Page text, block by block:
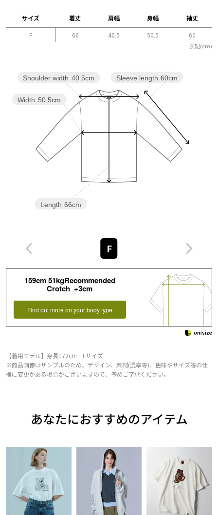
サイズ 着丈 肩幅 身幅 袖丈
F 66 40.5 50.5 60
表記(cm)
Sleeve length 60cm
Length 66cm
Width 50.5cm
Shoulder width 40.5cm
F
159cm 51kgRecommended
Crotch +3cm
Find out more on your body type
【着用モデル】身長172cm Fサイズ
※商品画像はサンプルのため、デザイン、素材(混率等)、色味やサイズ等の仕
様に変更がある場合がございますので、予めご了承ください。
あなたにおすすめのアイテム